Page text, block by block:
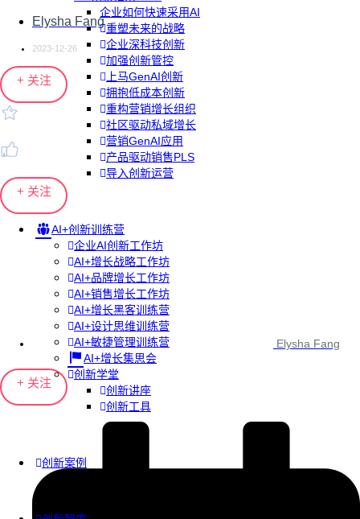
企业如何快速采用AI
重塑未来的战略
企业深科技创新
加强创新管控
上马GenAI创新
拥抱低成本创新
重构营销增长组织
社区驱动私域增长
营销GenAI应用
产品驱动销售PLS
导入创新运营
AI+创新训练营
企业AI创新工作坊
AI+增长战略工作坊
AI+品牌增长工作坊
AI+销售增长工作坊
AI+增长黑客训练营
AI+设计思维训练营
AI+敏捷管理训练营
AI+增长集思会
创新学堂
创新讲座
创新工具
创新案例
Elysha Fang
2023-12-26
+ 关注
+ 关注
Elysha Fang
+ 关注